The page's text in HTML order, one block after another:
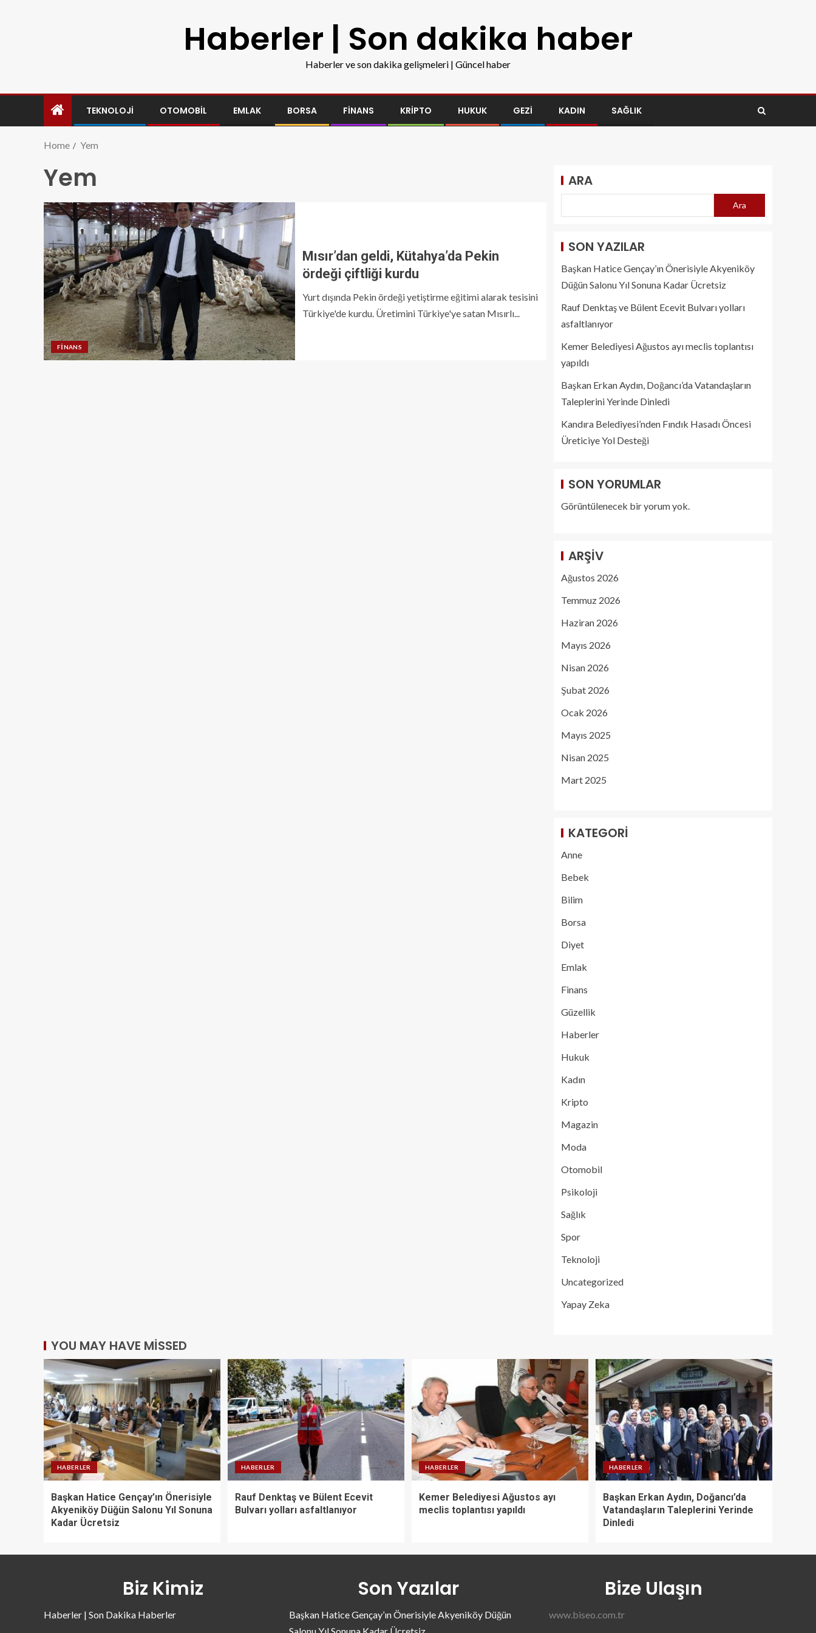
Haberler | Son dakika haber
Haberler ve son dakika gelişmeleri | Güncel haber
TEKNOLOJI OTOMOBIL EMLAK BORSA FINANS KRIPTO HUKUK GEZI KADIN SAĞLIK
Home Yem
Yem
FINANS
Mısır’dan geldi, Kütahya’da Pekin
ördeği çiftliği kurdu
Yurt dışında Pekin ördeği yetiştirme eğitimi alarak tesisini
Türkiye'de kurdu. Üretimini Türkiye'ye satan Mısırlı...
ARA
Ara
SON YAZILAR
Başkan Hatice Gençay’ın Önerisiyle Akyeniköy
Düğün Salonu Yıl Sonuna Kadar Ücretsiz
Rauf Denktaş ve Bülent Ecevit Bulvarı yolları
asfaltlanıyor
Kemer Belediyesi Ağustos ayı meclis toplantısı
yapıldı
Başkan Erkan Aydın, Doğancı’da Vatandaşların
Taleplerini Yerinde Dinledi
Kandıra Belediyesi’nden Fındık Hasadı Öncesi
Üreticiye Yol Desteği
SON YORUMLAR
Görüntülenecek bir yorum yok.
ARŞIV
Ağustos 2026
Temmuz 2026
Haziran 2026
Mayıs 2026
Nisan 2026
Şubat 2026
Ocak 2026
Mayıs 2025
Nisan 2025
Mart 2025
KATEGORI
Anne
Bebek
Bilim
Borsa
Diyet
Emlak
Finans
Güzellik
Haberler
Hukuk
Kadın
Kripto
Magazin
Moda
Otomobil
Psikoloji
Sağlık
Spor
Teknoloji
Uncategorized
Yapay Zeka
YOU MAY HAVE MISSED
HABERLER
Başkan Hatice Gençay’ın Önerisiyle
Akyeniköy Düğün Salonu Yıl Sonuna
Kadar Ücretsiz
HABERLER
Rauf Denktaş ve Bülent Ecevit
Bulvarı yolları asfaltlanıyor
HABERLER
Kemer Belediyesi Ağustos ayı
meclis toplantısı yapıldı
HABERLER
Başkan Erkan Aydın, Doğancı’da
Vatandaşların Taleplerini Yerinde
Dinledi
Biz Kimiz
Haberler | Son Dakika Haberler
Son Yazılar
Başkan Hatice Gençay’ın Önerisiyle Akyeniköy Düğün
Bize Ulaşın
www.biseo.com.tr